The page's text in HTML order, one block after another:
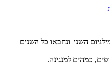
השני, ונחבאו כל השנים
כמהים למנגינה.